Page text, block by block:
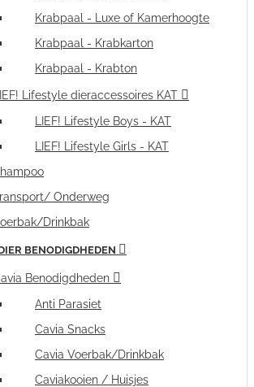
Krabpaal - Luxe of Kamerhoogte
Krabpaal - Krabkarton
Krabpaal - Krabton
LIEF! Lifestyle dieraccessoires KAT
LIEF! Lifestyle Boys - KAT
LIEF! Lifestyle Girls - KAT
Onderweg
Drinkbak
BENODIGDHEDEN
Benodigdheden
Anti Parasiet
Cavia Snacks
Cavia Voerbak/Drinkbak
Caviakooien / Huisjes